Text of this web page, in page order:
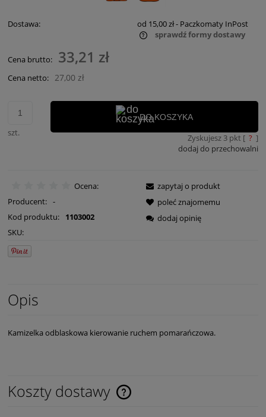
Dostawa: od 15,00 zł- Paczkomaty InPost
sprawdź formy dostawy
Cena brutto: 33,21 zł
Cena netto: 27,00 zł
szt.
DO KOSZYKA
Zyskujesz 3pkt [ ? ]
dodaj do przechowalni
Ocena:
Producent: -
Kod produktu:
1103002
SKU:
zapytaj o produkt
poleć znajomemu
dodaj opinię
Opis
Kamizelka odblaskowa kierowanie ruchem pomarańczowa.
Koszty dostawy
Cena nie zawiera ewentualnych kosztów płatności